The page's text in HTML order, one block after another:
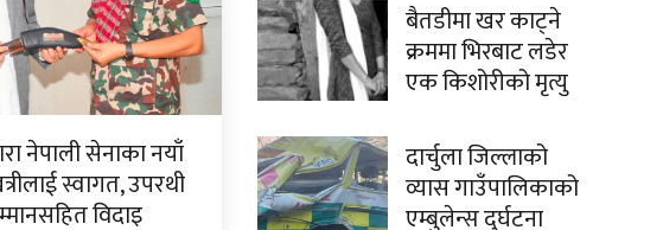
नेपाली सेनाका नयाँ
स्वागत, उपरथी
विदाइ
बैतडीमा खर काट्ने
क्रममा भिरबाट लडेर
एक किशोरीको मृत्यु
दार्चुला जिल्लाको
व्यास गाउँपालिकाको
एम्बुलेन्स दुर्घटना